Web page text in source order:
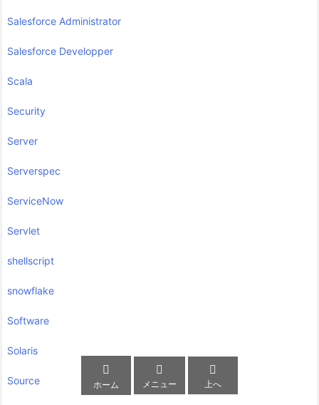
Salesforce Administrator
Salesforce Developper
Scala
Security
Server
Serverspec
ServiceNow
Servlet
shellscript
snowflake
Software
Solaris
Source

ホーム

メニュー

上へ